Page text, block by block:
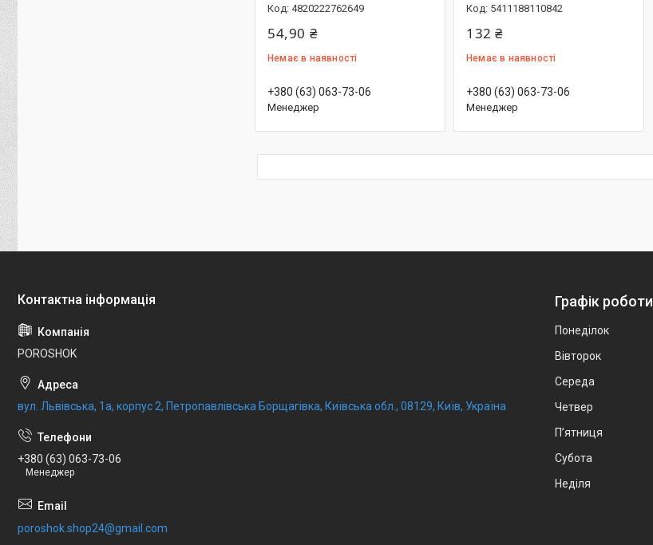
4820222762649
54,90 ₴
Немає в наявності
+380 (63) 063-73-06
Менеджер
5411188110842
132 ₴
Немає в наявності
+380 (63) 063-73-06
Менеджер
POROSHOK
вул. Львівська, 1а, корпус 2, Петропавлівська Борщагівка, Київська обл., 08129, Київ, Україна
+380 (63) 063-73-06
Менеджер
poroshok.shop24@gmail.com
Графік роботи
Понеділок
Вівторок
Середа
Четвер
Пʼятниця
Субота
Неділя